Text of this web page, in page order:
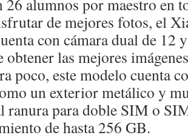
26 alumnos por maestro en
de mejores fotos, el
con cámara dual de 12
obtener las mejores
poco, este modelo cuenta
un exterior metálico y
ranura para doble SIM o
de hasta 256 GB.